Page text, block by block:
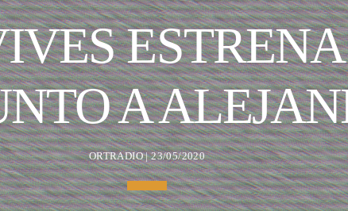
A
ORTRADIO | 23/05/2020